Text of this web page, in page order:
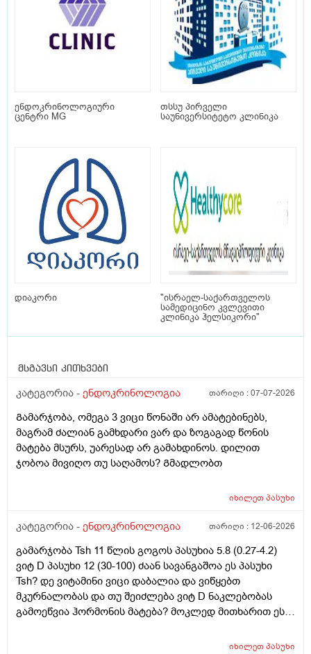
ენდოკრინოლოგიური
ცენტრი MG
თსსუ პირველი
საუნივერსიტეტო კლინიკა
დიაკორი
"ისრაელ-საქართველოს
სამედიცინო კვლევითი
კლინიკა ჰელსიკორი"
მსგავსი კითხვები
კატეგორია - ენდოკრინოლოგია თარიღი :07-07-2026
Გამარჯობა, ომეგა 3 ვიცი წონაში არ ამატებინებს,
მაგრამ ძალიან გამხდარი ვარ და ზოგაგად წონის
მატება მსურს, უარესად არ გამახდინოს. დილით
ჯობოა მივიღო თუ საღამოს? Გმადლობთ
იხილეთპასუხი
კატეგორია - ენდოკრინოლოგია თარიღი : 12-06-2026
გამარჯობა Tsh 11 წლის გოგოს პასუხია 5.8 (0.27-4.2)
ვიტ D პასუხი 12 (30-100) ძაან სავანგაშოა ეს პასუხი
Tsh? დე ვიტამინი ვიცი დაბალია და ვიწყებთ
მკურნალობას და თუ შეიძლება ვიტ D ნაკლებობას
გამოეწვია ჰორმონის მატება? მოკლედ მითხარით ეს
იხილეთპასუხი